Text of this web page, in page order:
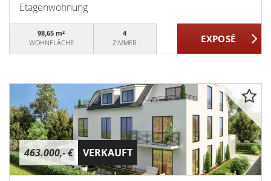
Etagenwohnung
98,65 m²
WOHNFLÄCHE
4
ZIMMER
463.000,- € VERKAUFT